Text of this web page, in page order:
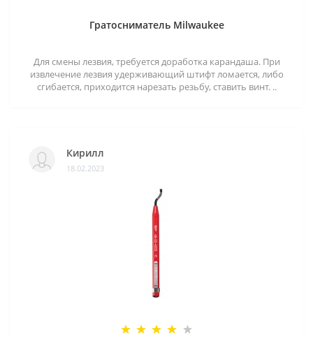
Гратосниматель Milwaukee
Для смены лезвия, требуется доработка карандаша. При
извлечение лезвия удерживающий штифт ломается, либо
сгибается, приходится нарезать резьбу, ставить винт. ..
Кирилл
18.02.2023